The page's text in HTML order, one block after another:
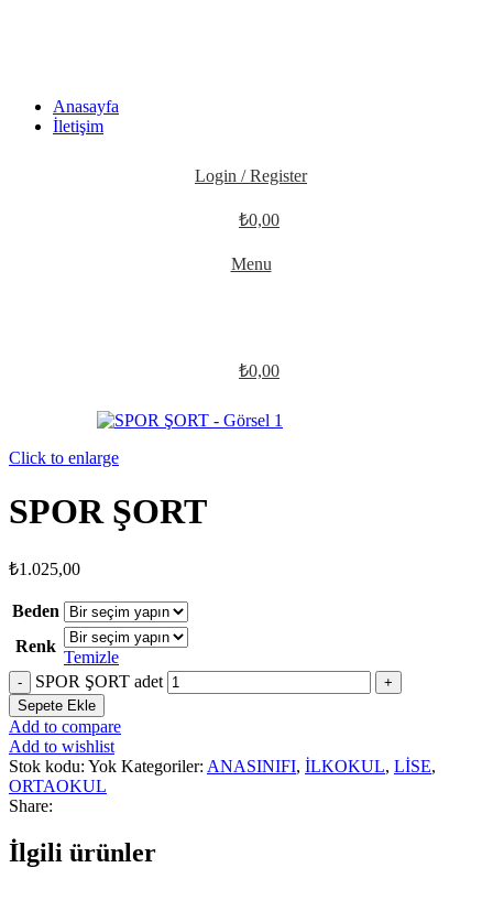
Anasayfa
İletişim
Login / Register
₺0,00
Menu
₺0,00
Click to enlarge
SPOR ŞORT
₺1.025,00
Beden
Renk
Temizle
SPOR ŞORT adet
Sepete Ekle
Add to compare
Add to wishlist
Stok kodu: Yok Kategoriler: ANASINIFI, İLKOKUL, LİSE,
ORTAOKUL
Share:
İlgili ürünler